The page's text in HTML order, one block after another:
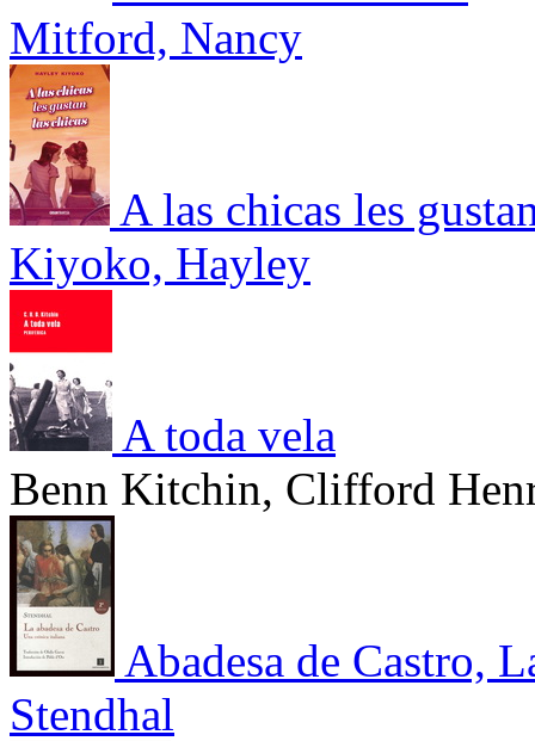
Mitford, Nancy
A las chicas les
Kiyoko, Hayley
A toda vela
Benn Kitchin, Clifford
Abadesa de Castro,
Stendhal